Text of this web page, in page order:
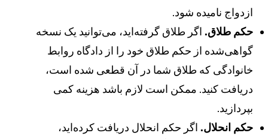
ازدواج نامیده شود.
حکم طلاق.اگر طلاق گرفته‌اید، می‌توانید یک نسخه
گواهی‌شده از حکم طلاق خود را از دادگاه روابط
خانوادگی که طلاق شما در آن قطعی شده است،
دریافت کنید. ممکن است لازم باشد هزینه کمی
بپردازید.
حکم انحلال.اگر حکم انحلال دریافت کرده‌اید،